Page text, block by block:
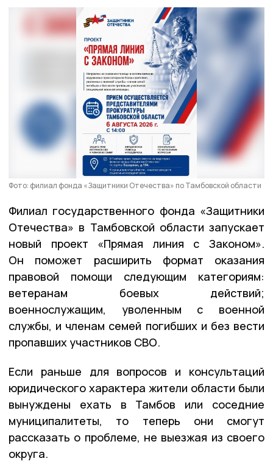
Фото: филиал фонда «Защитники Отечества» по Тамбовской области
Филиал государственного фонда «Защитники
Отечества» в Тамбовской области запускает
новый проект «Прямая линия с Законом».
Он поможет расширить формат оказания
правовой помощи следующим категориям:
ветеранам боевых действий;
военнослужащим, уволенным с военной
службы, и членам семей погибших и без вести
пропавших участников СВО.
Если раньше для вопросов и консультаций
юридического характера жители области были
вынуждены ехать в Тамбов или соседние
муниципалитеты, то теперь они смогут
рассказать о проблеме, не выезжая из своего
округа.